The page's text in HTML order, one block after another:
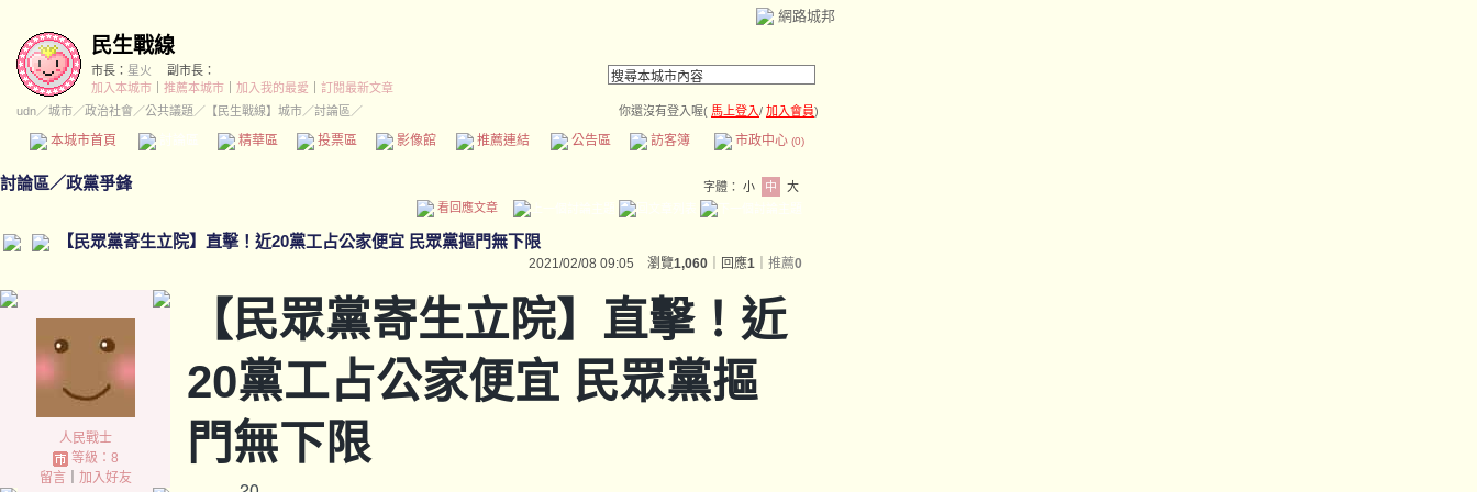
網路城邦
民生戰線
市長： 星火
副市長：
加入本城市
推薦本城市 加入我的最愛
訂閱最新文章
udn／城市／政治社會 ／公共議題 ／ 【民生戰線】城市／討論區／ 你還沒有登入喔( 馬上登入/ 加入會員)
本城市首頁 精華區 投票區 影像館 推薦連結 公告區 訪客簿 市政中心 (0)
討論區／政黨爭鋒 字體： 小 中
大
看回應文章
【民眾黨寄生立院】直擊！近20黨工占公家便宜 民眾黨摳門無下限
2021/02/08 09:05 瀏覽1,060 ｜回應1 推薦0
人民戰士
等級：8
留言｜ 加入好友
【民眾黨寄生立院】直擊！近
20黨工占公家便宜 民眾黨摳
門無下限